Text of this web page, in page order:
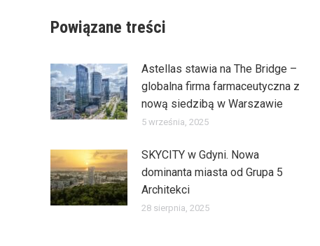
Powiązane treści
Astellas stawia na The Bridge –
globalna firma farmaceutyczna z
nową siedzibą w Warszawie
5 września, 2025
SKYCITY w Gdyni. Nowa
dominanta miasta od Grupa 5
Architekci
28 sierpnia, 2025